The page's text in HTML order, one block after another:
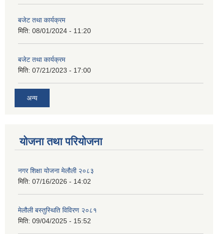
बजेट तथा कार्यक्रम
मिति: 08/01/2024 - 11:20
बजेट तथा कार्यक्रम
मिति: 07/21/2023 - 17:00
अन्य
योजना तथा परियोजना
नगर शिक्षा योजना मेलौली २०८३
मिति: 07/16/2026 - 14:02
मेलौली बस्तुस्थिति विविरण २०८१
मिति: 09/04/2025 - 15:52